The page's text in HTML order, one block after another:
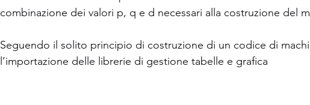
combinazione dei valori p, q e d necessari alla costruzione del
Seguendo il solito principio di costruzione di un codice di
l’importazione delle librerie di gestione tabelle e grafica